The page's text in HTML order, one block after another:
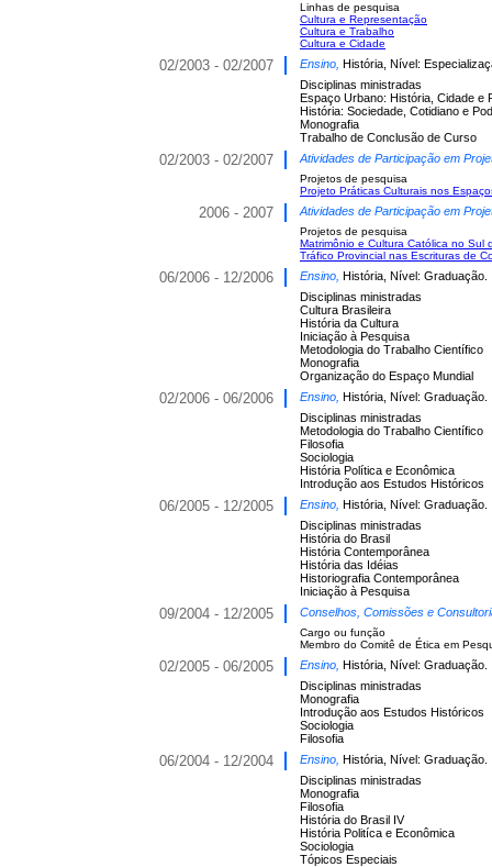
Linhas de pesquisa
Cultura e Representação
Cultura e Trabalho
Cultura e Cidade
02/2003 - 02/2007 Ensino, História, Nível:
Disciplinas ministradas
Espaço Urbano: História, Cidade e
História: Sociedade, Cotidiano e
Monografia
Trabalho de Conclusão de Curso
02/2003 - 02/2007 Atividades de Participação em
Projetos de pesquisa
Projeto Práticas Culturais nos
2006 - 2007 Atividades de Participação em
Projetos de pesquisa
Matrimônio e Cultura Católica no Sul
Tráfico Provincial nas Escrituras de
06/2006 - 12/2006 Ensino, História, Nível: Graduação.
Disciplinas ministradas
Cultura Brasileira
História da Cultura
Iniciação à Pesquisa
Metodologia do Trabalho Científico
Monografia
Organização do Espaço Mundial
02/2006 - 06/2006 Ensino, História, Nível: Graduação.
Disciplinas ministradas
Metodologia do Trabalho Científico
Filosofia
Sociologia
História Política e Econômica
Introdução aos Estudos Históricos
06/2005 - 12/2005 Ensino, História, Nível: Graduação.
Disciplinas ministradas
História do Brasil
História Contemporânea
História das Idéias
Historiografia Contemporânea
Iniciação à Pesquisa
09/2004 - 12/2005 Conselhos, Comissões e
Cargo ou função
Membro do Comitê de Ética em
02/2005 - 06/2005 Ensino, História, Nível: Graduação.
Disciplinas ministradas
Monografia
Introdução aos Estudos Históricos
Sociologia
Filosofia
06/2004 - 12/2004 Ensino, História, Nível: Graduação.
Disciplinas ministradas
Monografia
Filosofia
História do Brasil IV
História Politíca e Econômica
Sociologia
Tópicos Especiais